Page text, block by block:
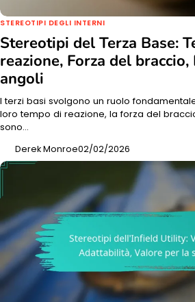
STEREOTIPI DEGLI INTERNI
Stereotipi del Terza Base:
reazione, Forza del
angoli
I terzi basi svolgono un ruolo
loro tempo di reazione, la forza del
sono…
Derek Monroe02/02/2026